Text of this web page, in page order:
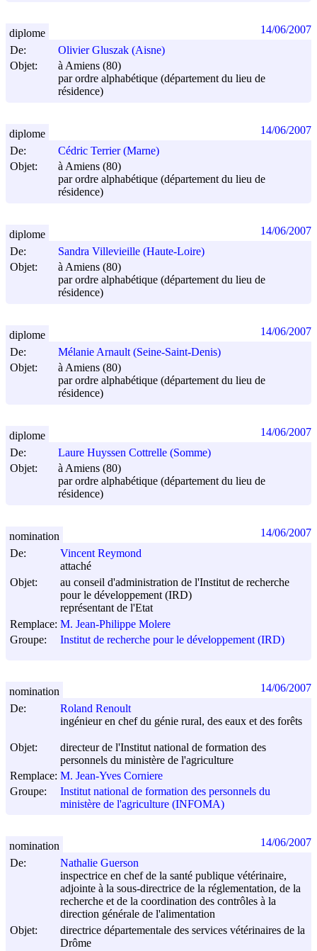
De:
Olivier Gluszak (Aisne)
Objet:
à Amiens (80)
par ordre alphabétique (département du lieu de
résidence)
diplome 14/06/2007
De:
Cédric Terrier (Marne)
Objet:
à Amiens (80)
par ordre alphabétique (département du lieu de
résidence)
diplome 14/06/2007
De:
Sandra Villevieille (Haute-Loire)
Objet:
à Amiens (80)
par ordre alphabétique (département du lieu de
résidence)
diplome 14/06/2007
De:
Mélanie Arnault (Seine-Saint-Denis)
Objet:
à Amiens (80)
par ordre alphabétique (département du lieu de
résidence)
diplome 14/06/2007
De:
Laure Huyssen Cottrelle (Somme)
Objet:
à Amiens (80)
par ordre alphabétique (département du lieu de
résidence)
diplome 14/06/2007
De:
Vincent Reymond
attaché
Objet:
au conseil d'administration de l'Institut de recherche
pour le développement (IRD)
représentant de l'Etat
Remplace: M. Jean-Philippe Molere
Groupe:
Institut de recherche pour le développement (IRD)
nomination 14/06/2007
De:
Roland Renoult
ingénieur en chef du génie rural, des eaux et des forêts
Objet:
directeur de l'Institut national de formation des
personnels du ministère de l'agriculture
Remplace: M. Jean-Yves Corniere
Groupe:
Institut national de formation des personnels du
ministère de l'agriculture (INFOMA)
nomination 14/06/2007
De:
Nathalie Guerson
inspectrice en chef de la santé publique vétérinaire,
adjointe à la sous-directrice de la réglementation, de la
recherche et de la coordination des contrôles à la
direction générale de l'alimentation
Objet:
directrice départementale des services vétérinaires de la
Drôme
nomination 14/06/2007